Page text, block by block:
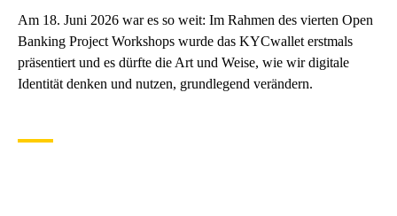
Am 18. Juni 2026 war es so weit: Im Rahmen des vierten Open
Banking Project Workshops wurde das KYCwallet erstmals
präsentiert und es dürfte die Art und Weise, wie wir digitale
Identität denken und nutzen, grundlegend verändern.